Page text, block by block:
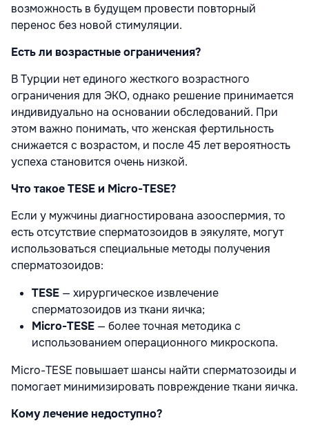
возможность в будущем провести повторный
перенос без новой стимуляции.
Есть ли возрастные ограничения?
В Турции нет единого жесткого возрастного
ограничения для ЭКО, однако решение принимается
индивидуально на основании обследований. При
этом важно понимать, что женская фертильность
снижается с возрастом, и после 45 лет вероятность
успеха становится очень низкой.
Что такое TESE и Micro-TESE?
Если у мужчины диагностирована азооспермия, то
есть отсутствие сперматозоидов в эякуляте, могут
использоваться специальные методы получения
сперматозоидов:
TESE — хирургическое извлечение
сперматозоидов из ткани яичка;
Micro-TESE — более точная методика с
использованием операционного микроскопа.
Micro-TESE повышает шансы найти сперматозоиды и
помогает минимизировать повреждение ткани яичка.
Кому лечение недоступно?